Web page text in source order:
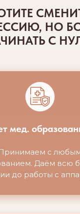
НО
С
мед.
с
Даём всю
до работы с